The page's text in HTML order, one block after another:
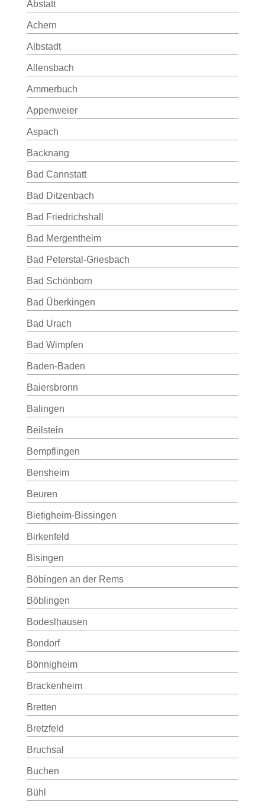
Abstatt
Achern
Albstadt
Allensbach
Ammerbuch
Appenweier
Aspach
Backnang
Bad Cannstatt
Bad Ditzenbach
Bad Friedrichshall
Bad Mergentheim
Bad Peterstal-Griesbach
Bad Schönborn
Bad Überkingen
Bad Urach
Bad Wimpfen
Baden-Baden
Baiersbronn
Balingen
Beilstein
Bempflingen
Bensheim
Beuren
Bietigheim-Bissingen
Birkenfeld
Bisingen
Böbingen an der Rems
Böblingen
Bodeslhausen
Bondorf
Bönnigheim
Brackenheim
Bretten
Bretzfeld
Bruchsal
Buchen
Bühl